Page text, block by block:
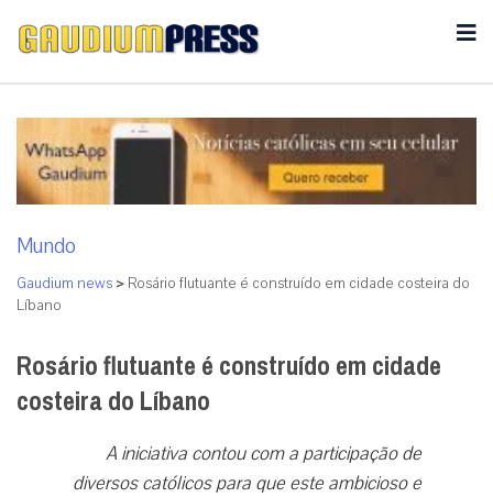
Mundo
Gaudium news > Rosário flutuante é construído em cidade costeira do
Líbano
Rosário flutuante é construído em cidade
costeira do Líbano
A iniciativa contou com a participação de
diversos católicos para que este ambicioso e